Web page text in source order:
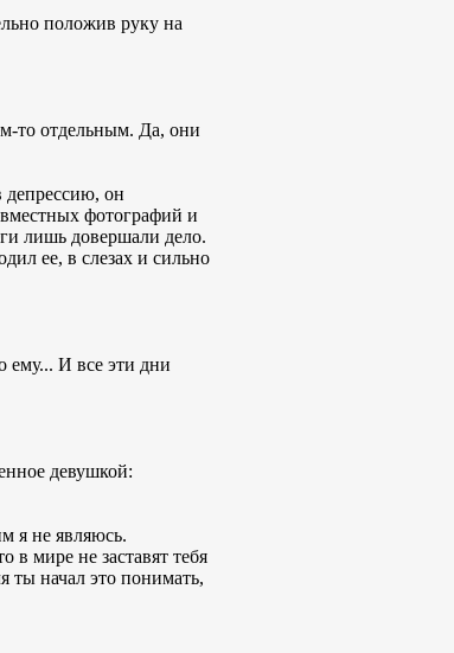
положив руку на
то отдельным. Да, они
депрессию, он
фотографий и
лишь довершали дело.
ее, в слезах и сильно
ему... И все эти дни
девушкой:
я не являюсь.
мире не заставят тебя
ты начал это понимать,